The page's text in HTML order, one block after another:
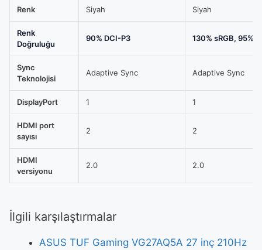
Renk Siyah Siyah
Renk
Doğruluğu
90% DCI-P3 130% sRGB, 95%
Sync
Teknolojisi
Adaptive Sync Adaptive Sync
DisplayPort 1 1
HDMI port
sayısı
2 2
HDMI
versiyonu
2.0 2.0
İlgili karşılaştırmalar
ASUS TUF Gaming VG27AQ5A 27 inç 210Hz